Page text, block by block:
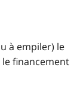
à empiler) le
le financement